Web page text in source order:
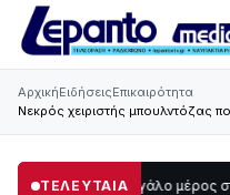
ΑρχικήΕιδήσειςΕπικαιρότητα
Νεκρός χειριστής μπουλντόζας
ΤΕΛΕΥΤΑΙΑ
σκοτάδι μεγάλο μέρος στο